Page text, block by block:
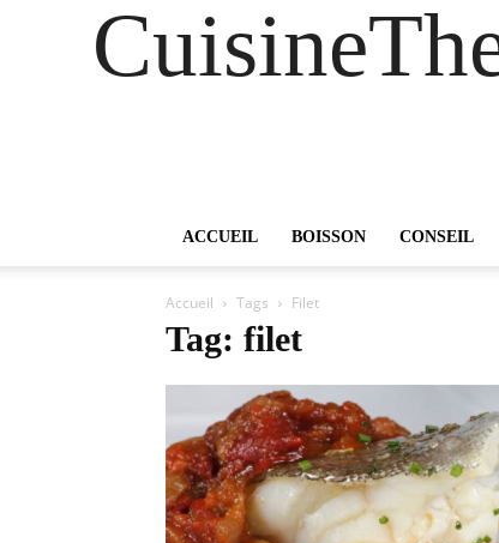
ACCUEIL BOISSON CONSEIL
Accueil Tags Filet
Tag: filet